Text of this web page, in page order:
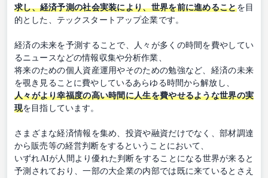
求し、経済予測の社会実装により、世界を前に進めることを目
的とした、テックスタートアップ企業です。
経済の未来を予測することで、人々が多くの時間を費やしてい
るニュースなどの情報収集や分析作業、
将来のための個人資産運用やそのための勉強など、経済の未来
を覗き見ることに費やしているあらゆる時間から解放し、
人々がより幸福度の高い時間に人生を費やせるような世界の実
現を目指しています。
さまざまな経済情報を集め、投資や融資だけでなく、部材調達
から販売等の経営判断をするということにおいて、
いずれAIが人間より優れた判断をすることになる世界が来ると
予測されており、一部の大企業の内部では既に来ているとさえ